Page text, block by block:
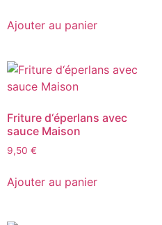
Ajouter au panier
Friture d‘éperlans avec
sauce Maison
9,50 €
Ajouter au panier